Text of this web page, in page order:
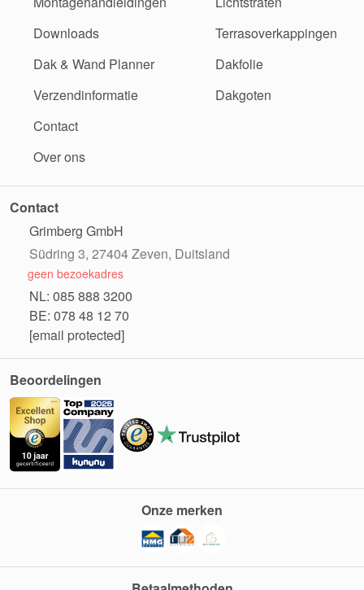
Downloads
Dak & Wand Planner
Verzendinformatie
Contact
Over ons
Terrasoverkappingen
Dakfolie
Dakgoten
Contact
Grimberg GmbH
Südring 3, 27404 Zeven, Duitsland
geen bezoekadres
NL: 085 888 3200
BE: 078 48 12 70
[email protected]
Beoordelingen
Onze merken